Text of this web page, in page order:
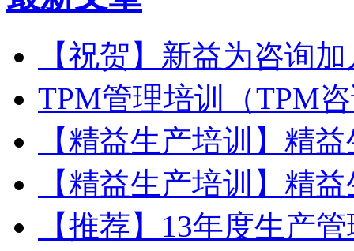
【祝贺】新益为咨询
TPM管理培训（TPM
【精益生产培训】精
【精益生产培训】精
【推荐】13年度生产